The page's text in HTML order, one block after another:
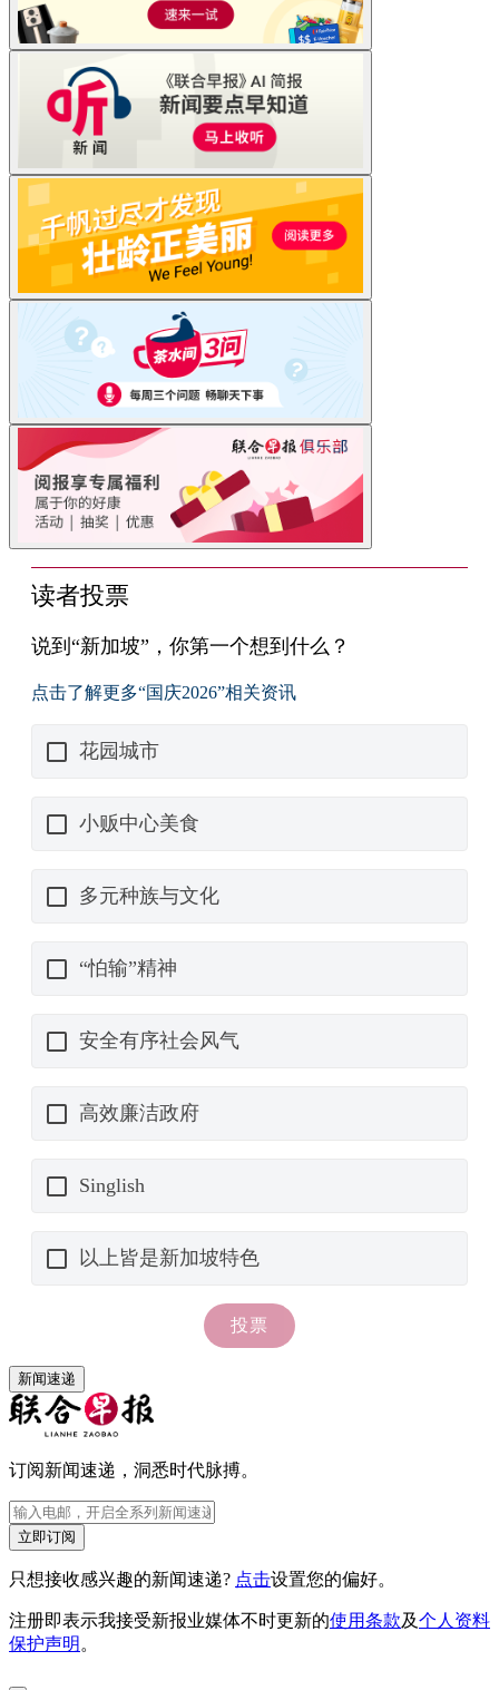
新闻速递
订阅新闻速递，洞悉时代脉搏。
立即订阅
只想接收感兴趣的新闻速递? 点击设置您的偏好。
注册即表示我接受新报业媒体不时更新的使用条款及个人资料
保护声明 。